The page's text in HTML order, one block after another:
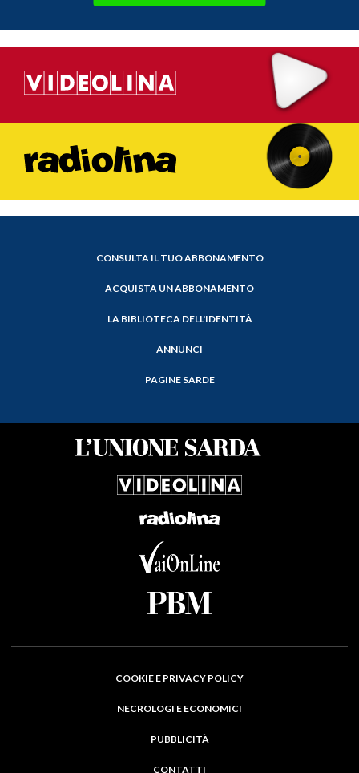
CONSULTA IL TUO ABBONAMENTO
ACQUISTA UN ABBONAMENTO
LA BIBLIOTECA DELL'IDENTITÀ
ANNUNCI
PAGINE SARDE
COOKIE E PRIVACY POLICY
NECROLOGI E ECONOMICI
PUBBLICITÀ
CONTATTI